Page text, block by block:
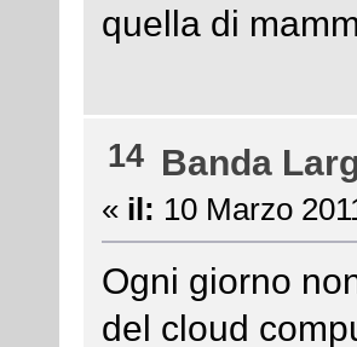
quella di
14 Banda
« il: 10 Marzo
Ogni giorno
del cloud